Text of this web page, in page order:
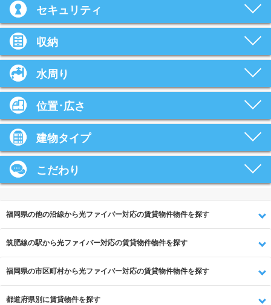
セキュリティ
収納
水周り
位置･広さ
建物タイプ
こだわり
福岡県の他の沿線から光ファイバー対応の賃貸物件物件を探す
筑肥線の駅から光ファイバー対応の賃貸物件物件を探す
福岡県の市区町村から光ファイバー対応の賃貸物件物件を探す
都道府県別に賃貸物件を探す